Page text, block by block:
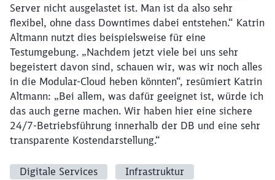
Server nicht ausgelastet ist. Man ist da also sehr
flexibel, ohne dass Downtimes dabei entstehen.“ Katrin
Altmann nutzt dies beispielsweise für eine
Testumgebung. „Nachdem jetzt viele bei uns sehr
begeistert davon sind, schauen wir, was wir noch alles
in die Modular-Cloud heben könnten“, resümiert Katrin
Altmann: „Bei allem, was dafür geeignet ist, würde ich
das auch gerne machen. Wir haben hier eine sichere
24/7-Betriebsführung innerhalb der DB und eine sehr
transparente Kostendarstellung.“
Digitale Services Infrastruktur